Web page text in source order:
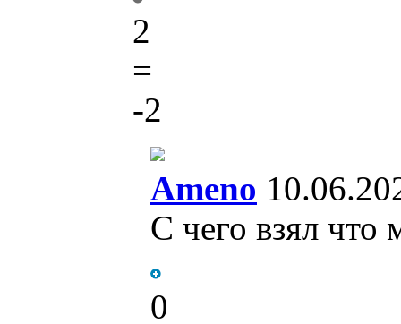
2
=
-2
Ameno
С чего взял что
0